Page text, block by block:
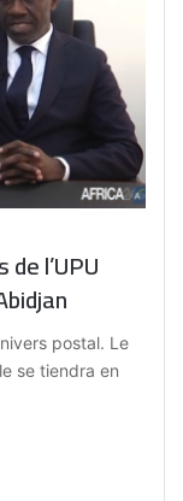
l’UPU
postal. Le
se tiendra en